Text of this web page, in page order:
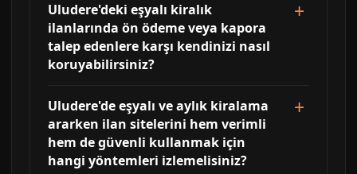
Uludere'deki eşyalı kiralık
ilanlarında ön ödeme veya kapora
talep edenlere karşı kendinizi nasıl
koruyabilirsiniz?
Uludere'de eşyalı ve aylık kiralama
ararken ilan sitelerini hem verimli
hem de güvenli kullanmak için
hangi yöntemleri izlemelisiniz?